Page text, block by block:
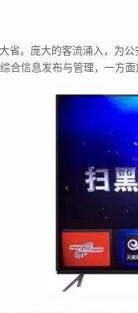
省。庞大的客流涌入，为
合信息发布与管理，一方